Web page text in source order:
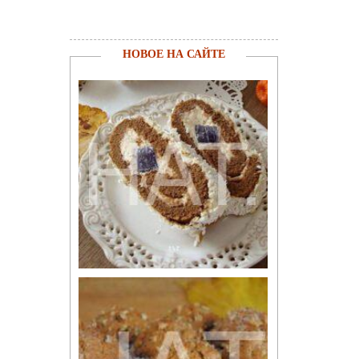
НОВОЕ НА САЙТЕ